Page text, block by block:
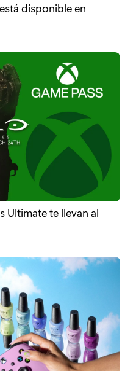
disponible en
Ultimate te llevan al